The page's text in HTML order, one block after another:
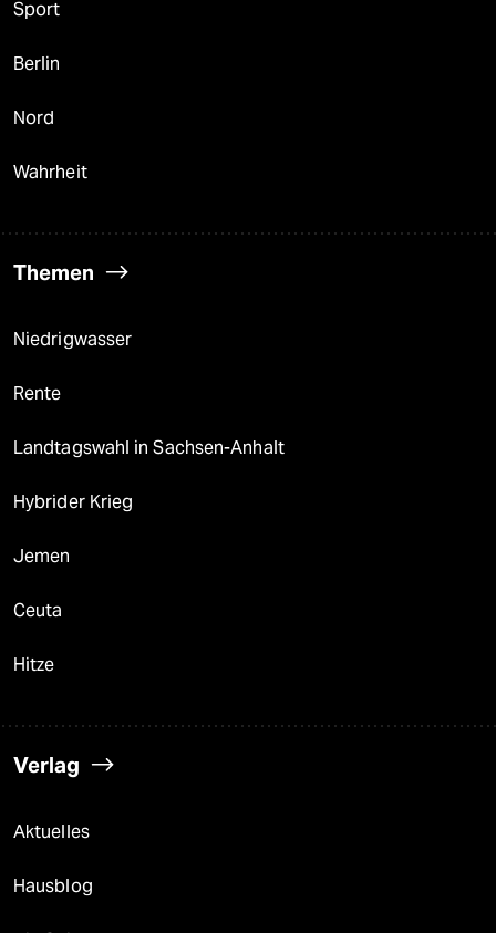
Sport
Berlin
Nord
Wahrheit
Themen
Niedrigwasser
Rente
Landtagswahl in Sachsen-Anhalt
Hybrider Krieg
Jemen
Ceuta
Hitze
Verlag
Aktuelles
Hausblog